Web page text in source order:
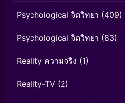
Psychological จิตวิทยา (409)
Psychological จิตวิทยา (83)
Reality ความจริง (1)
Reality-TV (2)